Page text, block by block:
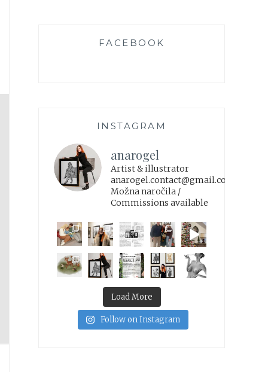
FACEBOOK
INSTAGRAM
anarogel
Artist & illustrator
anarogel.contact@gmail.com
Možna naročila /
Commissions available
Load More
Follow on Instagram